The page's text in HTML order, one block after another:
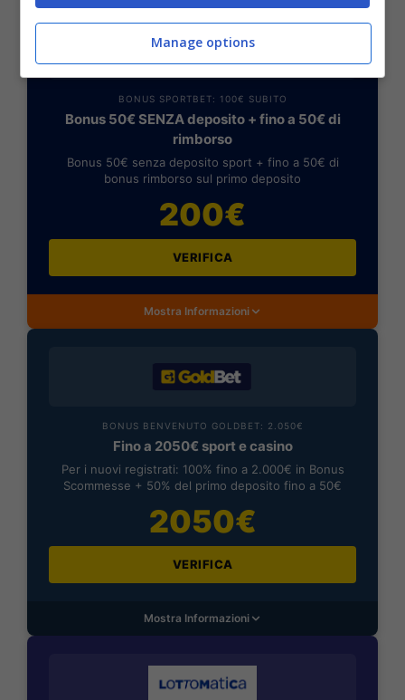
BONUS SPORTBET: 100€ SUBITO
Bonus 50€ SENZA deposito + fino a 50€ di
rimborso
Bonus 50€ senza deposito sport + fino a 50€ di
bonus rimborso sul primo deposito
200€
VERIFICA
Mostra Informazioni
BONUS BENVENUTO GOLDBET: 2.050€
Fino a 2050€ sport e casino
Per i nuovi registrati: 100% fino a 2.000€ in Bonus
Scommesse + 50% del primo deposito fino a 50€
2050€
VERIFICA
Mostra Informazioni
Manage options